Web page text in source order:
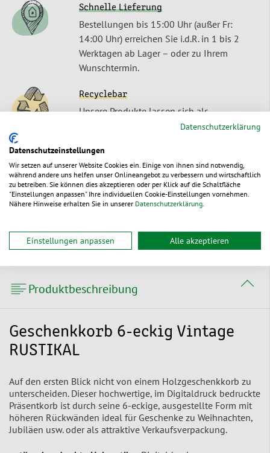
Schnelle Lieferung
Bestellungen bis 15:00 Uhr (außer Fr:
14:00 Uhr) erreichen Sie i.d.R. in 1 bis 2
Werktagen ab Lager – oder zu Ihrem
Wunschtermin.
Recyclebar
Unsere Produkte lassen sich als
Einstoffverpackungen umweltschonend
Nachwachsender Rohstoff
Unser Produkte sind aus einem
ursprünglich nachwachsendem Rohstoff
Produktbeschreibung
Geschenkkorb 6-eckig Vintage
RUSTIKAL
Auf den ersten Blick nicht von einem Holzgeschenkkorb zu
unterscheiden. Dieser hochwertige, im Digitaldruck bedruckte
Präsentkorb ist durch seine 6-eckige, ausgestellte Form mit
höheren Rückwänden ideal für Geschenke zu Weihnachten,
Jubiläen usw. oder als attraktive Verkaufsverpackung.
Datenschutzerklärung
Datenschutzeinstellungen
Wir setzen auf unserer Website Cookies ein. Einige von ihnen sind notwendig,
während andere uns helfen unser Onlineangebot zu verbessern und wirtschaftlich
zu betreiben. Sie können dies akzeptieren oder per Klick auf die Schaltfläche
"Einstellungen anpassen" Ihre individuellen Cookie-Einstellungen vornehmen.
Nähere Hinweise erhalten Sie in unserer Datenschutzerklärung
Einstellungen anpassen Alle akzeptieren